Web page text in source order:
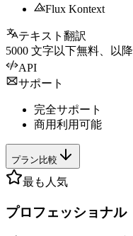
Flux Kontext
テキスト翻訳
5000 文字以下無料、以降
API
サポート
完全サポート
商用利用可能
プラン比較
最も人気
プロフェッショナル